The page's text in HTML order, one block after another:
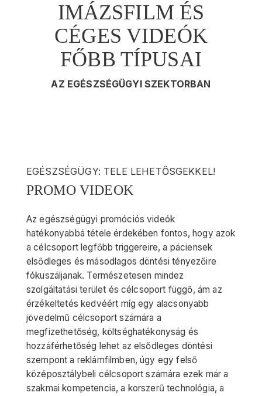
IMÁZSFILM ÉS
CÉGES VIDEÓK
FŐBB TÍPUSAI
AZ EGÉSZSÉGÜGYI SZEKTORBAN
EGÉSZSÉGÜGY: TELE LEHETŐSGEKKEL!
PROMO VIDEOK
Az egészségügyi promóciós videók
hatékonyabbá tétele érdekében fontos, hogy azok
a célcsoport legfőbb triggereire, a páciensek
elsődleges és másodlagos döntési tényezőire
fókuszáljanak. Természetesen mindez
szolgáltatási terület és célcsoport függő, ám az
érzékeltetés kedvéért míg egy alacsonyabb
jövedelmű célcsoport számára a
megfizethetőség, költséghatékonyság és
hozzáférhetőség lehet az elsődleges döntési
szempont a reklámfilmben, úgy egy felső
középosztálybeli célcsoport számára ezek már a
szakmai kompetencia, a korszerű technológia, a